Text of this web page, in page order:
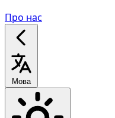
Про нас
Мова